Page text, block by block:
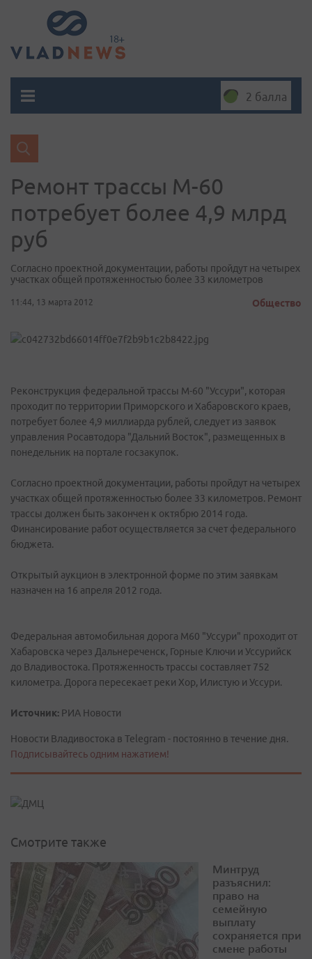
2 балла
Ремонт трассы М-60
потребует более 4,9 млрд
руб
Согласно проектной документации, работы пройдут на четырех
участках общей протяженностью более 33 километров
11:44, 13 марта 2012 Общество
Реконструкция федеральной трассы М-60 "Уссури", которая
проходит по территории Приморского и Хабаровского краев,
потребует более 4,9 миллиарда рублей, следует из заявок
управления Росавтодора "Дальний Восток", размещенных в
понедельник на портале госзакупок.
Согласно проектной документации, работы пройдут на четырех
участках общей протяженностью более 33 километров. Ремонт
трассы должен быть закончен к октябрю 2014 года.
Финансирование работ осуществляется за счет федерального
бюджета.
Открытый аукцион в электронной форме по этим заявкам
назначен на 16 апреля 2012 года.
Федеральная автомобильная дорога М60 "Уссури" проходит от
Хабаровска через Дальнереченск, Горные Ключи и Уссурийск
до Владивостока. Протяженность трассы составляет 752
километра. Дорога пересекает реки Хор, Илистую и Уссури.
Источник: РИА Новости
Новости Владивостока в Telegram - постоянно в течение дня.
Подписывайтесь одним нажатием!
Смотрите также
Минтруд
разъяснил:
право на
семейную
выплату
сохраняется при
смене работы